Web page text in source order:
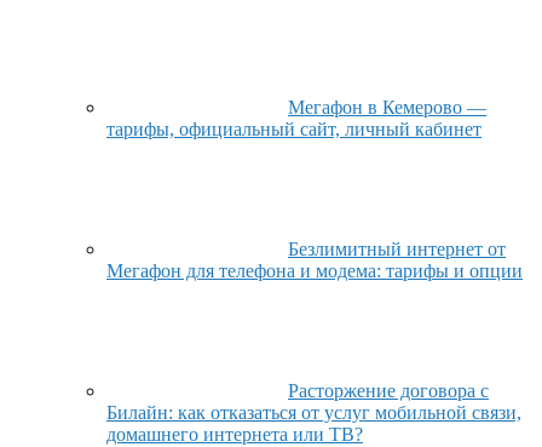
Мегафон в Кемерово —
тарифы, официальный сайт, личный кабинет
Безлимитный интернет от
Мегафон для телефона и модема: тарифы и опции
Расторжение договора с
Билайн: как отказаться от услуг мобильной связи,
домашнего интернета или ТВ?